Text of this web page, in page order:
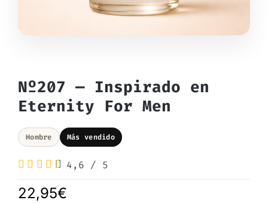
Nº207 — Inspirado en
Eternity For Men
Hombre Más vendido
4,6 / 5
22,95€